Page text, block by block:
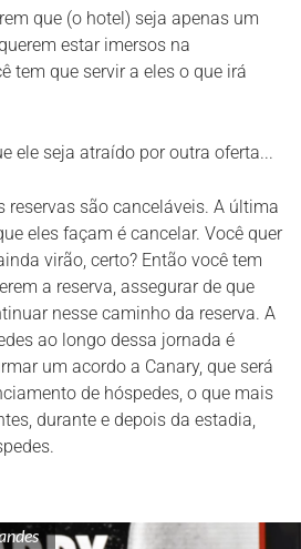
que (o hotel) seja apenas um
estar imersos na
tem que servir a eles o que irá
ele seja atraído por outra oferta...
reservas são canceláveis. A última
eles façam é cancelar. Você quer
virão, certo? Então você tem
a reserva, assegurar de que
nesse caminho da reserva. A
ao longo dessa jornada é
um acordo a Canary, que será
de hóspedes, o que mais
durante e depois da estadia,